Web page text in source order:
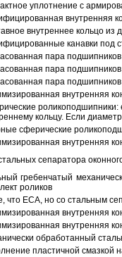
уплотнение с
внутренняя
внутреннее кольцо из
канавки под
пара
пара
пара
внутренняя
роликоподшипники:
кольцу. Если
сферические
внутренняя
сепаратора
гребенчатый
роликов
что ECA, но со стальным
внутренняя
внутренняя
обработанный
пластичной смазкой